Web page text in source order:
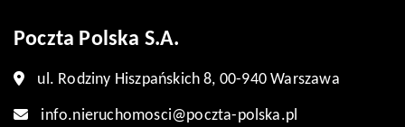
Poczta Polska S.A.
ul. Rodziny Hiszpańskich 8, 00-940 Warszawa
info.nieruchomosci@poczta-polska.pl